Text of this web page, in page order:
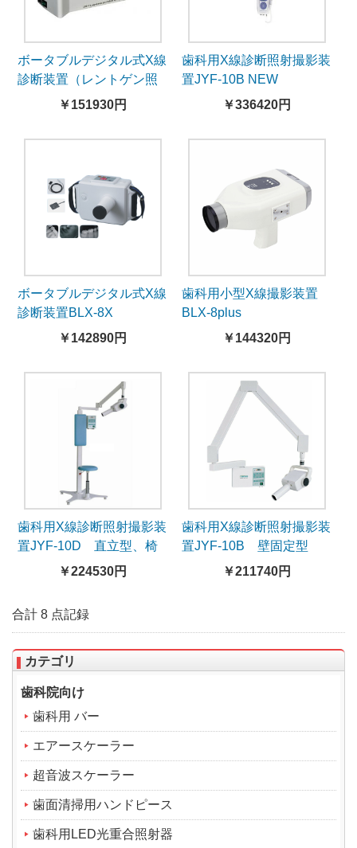
ボータブルデジタル式X線
診断装置（レントゲン照
￥151930円
歯科用X線診断照射撮影装
置JYF-10B NEW
￥336420円
ボータブルデジタル式X線
診断装置BLX-8X
￥142890円
歯科用小型X線撮影装置
BLX-8plus
￥144320円
歯科用X線診断照射撮影装
置JYF-10D 直立型、椅
￥224530円
歯科用X線診断照射撮影装
置JYF-10B 壁固定型
￥211740円
合計 8 点記録
カテゴリ
歯科院向け
歯科用 バー
エアースケーラー
超音波スケーラー
歯面清掃用ハンドピース
歯科用LED光重合照射器